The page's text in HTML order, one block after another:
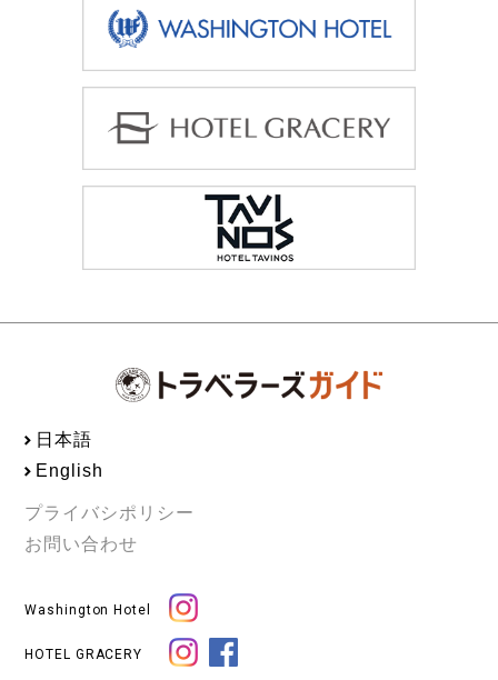
日本語
English
プライバシポリシー
お問い合わせ
Washington Hotel
HOTEL GRACERY